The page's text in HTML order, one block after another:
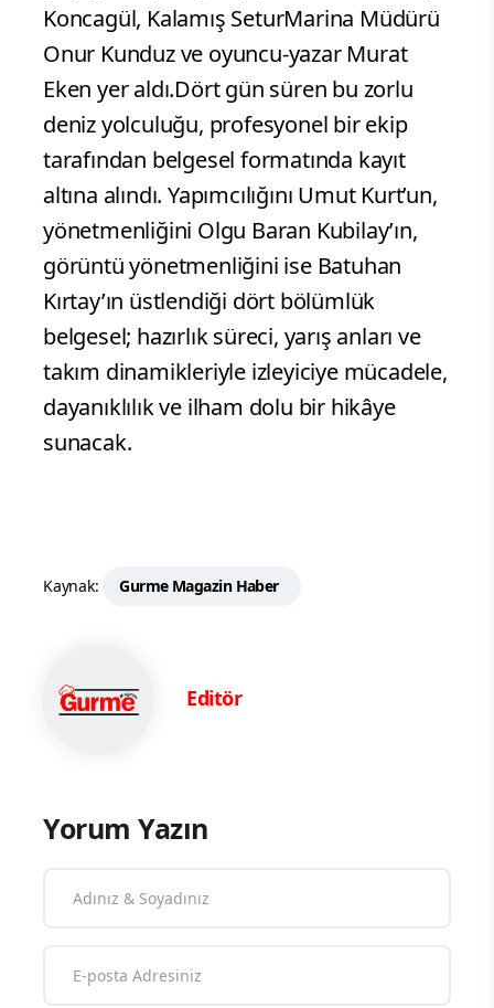
Koncagül, Kalamış SeturMarina Müdürü
Onur Kunduz ve oyuncu-yazar Murat
Eken yer aldı.Dört gün süren bu zorlu
deniz yolculuğu, profesyonel bir ekip
tarafından belgesel formatında kayıt
altına alındı. Yapımcılığını Umut Kurt’un,
yönetmenliğini Olgu Baran Kubilay’ın,
görüntü yönetmenliğini ise Batuhan
Kırtay’ın üstlendiği dört bölümlük
belgesel; hazırlık süreci, yarış anları ve
takım dinamikleriyle izleyiciye mücadele,
dayanıklılık ve ilham dolu bir hikâye
sunacak.
Kaynak: Gurme Magazin Haber
Editör
Yorum Yazın